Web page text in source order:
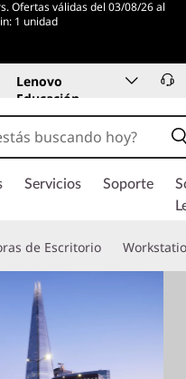
Ofertas válidas del 03/08/26 al
1 unidad
Lenovo
Educación
Servicios Soporte
de Escritorio